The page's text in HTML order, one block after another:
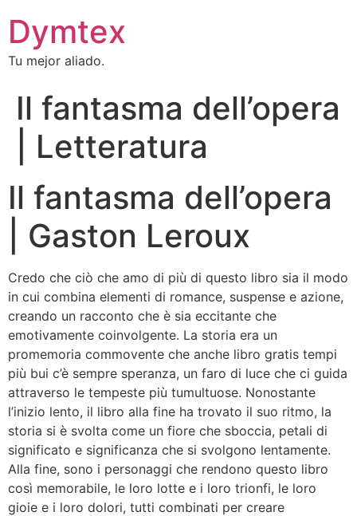
Dymtex
Tu mejor aliado.
Il fantasma dell’opera
| Letteratura
Il fantasma dell’opera
| Gaston Leroux
Credo che ciò che amo di più di questo libro sia il modo
in cui combina elementi di romance, suspense e azione,
creando un racconto che è sia eccitante che
emotivamente coinvolgente. La storia era un
promemoria commovente che anche libro gratis tempi
più bui c’è sempre speranza, un faro di luce che ci guida
attraverso le tempeste più tumultuose. Nonostante
l’inizio lento, il libro alla fine ha trovato il suo ritmo, la
storia si è svolta come un fiore che sboccia, petali di
significato e significanza che si svolgono lentamente.
Alla fine, sono i personaggi che rendono questo libro
così memorabile, le loro lotte e i loro trionfi, le loro
gioie e i loro dolori, tutti combinati per creare